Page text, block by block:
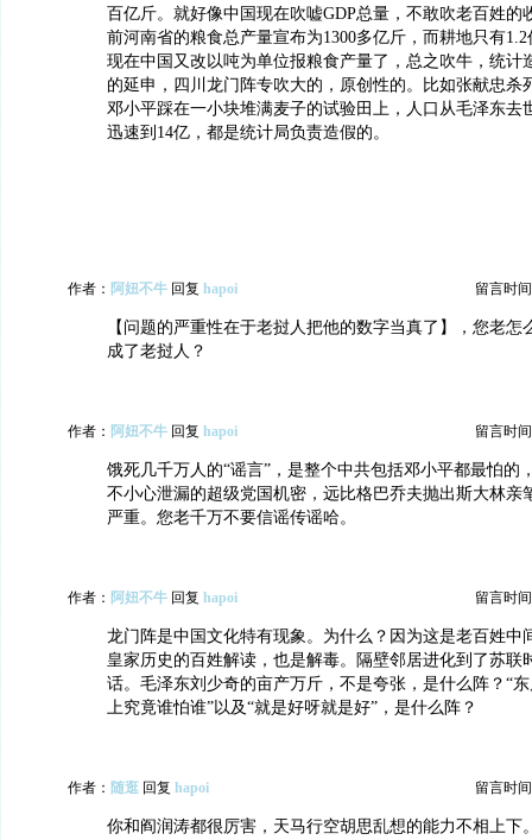
百亿斤。就好像中国现在吹嘘GDP总量，不敢吹老百姓的
前河南省的粮食总产量宣布为1300多亿斤，而耕地只有
现在中国又改以吨为单位报粮食产量了，总之吹牛，统计
的延申，四川龙门阵专吹大的，原创性的。比如张献忠杀
邓小平踩在一小块堆满麦子的试验田上，人口从毛泽东去
迅速到14亿，都是统计局负责造假的。
作者： 阿妞不牛 回复 hapoi 留言时
【问题的严重性在于老挝人把他的数字当真了】，您老怎
成了老挝人？
作者： 阿妞不牛 回复 hapoi 留言时
饿死几千万人的“谣言”，是整个中共包括邓小平都最怕的
不小心泄漏的超级党国机密，远比格巴乔夫抛出斯大林亲
严重。您老千万不要信谣传谣哈。
作者： 阿妞不牛 回复 hapoi 留言时
龙门阵是中国文化特有现象。为什么？因为这是老百姓中
皇家历史的百姓解读，也是解毒。隔壁邻居进化到了苏联
话。毛泽东刘少奇的亩产万斤，不是夸张，是什么阵？“
上究竟谁怕谁”以及“就是好呀就是好”，是什么阵？
作者： 随逛 回复 hapoi 留言时
你和阎润涛都很厉害，天马行空胡思乱想的能力不相上下